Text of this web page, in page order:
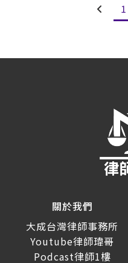
1
關於我們
大成台灣律師事務所
Youtube律師瑋哥
Podcast律師1樓